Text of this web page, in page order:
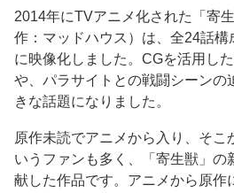
2014年にTVアニメ化された「寄
作：マッドハウス）は、全24話
に映像化しました。CGを活用し
や、パラサイトとの戦闘シーンの
きな話題になりました。
原作未読でアニメから入り、そこ
いうファンも多く、「寄生獣」の
献した作品です。アニメから原作